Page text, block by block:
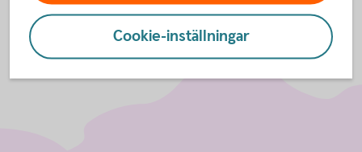
Cookie-inställningar